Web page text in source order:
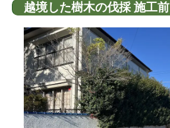
越境した樹木の伐採 施工前